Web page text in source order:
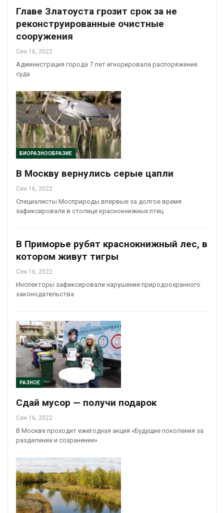
Главе Златоуста грозит срок за не
реконструированные очистные
сооружения
Сен 16, 2022
Администрация города 7 лет игнорировала распоряжение
суда
БИОРАЗНООБРАЗИЕ
В Москву вернулись серые цапли
Сен 16, 2022
Специалисты Мосприроды впервые за долгое время
зафиксировали в столице краснокнижных птиц
В Приморье рубят краснокнижный лес, в
котором живут тигры
Сен 16, 2022
Инспекторы зафиксировали нарушение природоохранного
законодательства
РАЗНОЕ
Сдай мусор — получи подарок
Сен 16, 2022
В Москве проходит ежегодная акция «Будущие поколения за
разделение и сохранение»